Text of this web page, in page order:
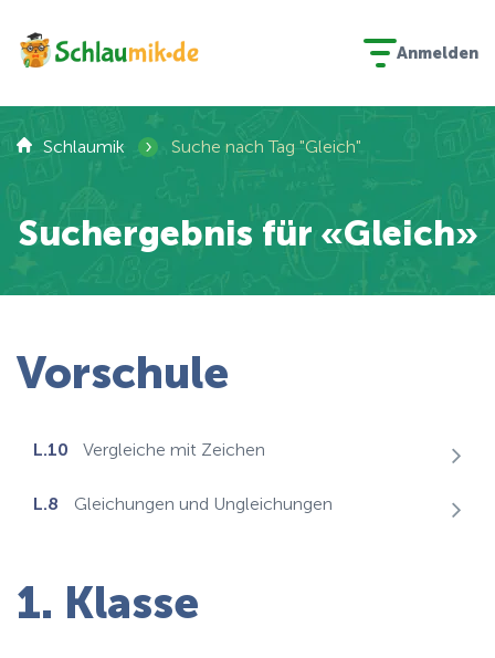
Anmelden
Schlaumik › Suche nach Tag "Gleich"
Suchergebnis für «Gleich»
Vorschule
L.10 Vergleiche mit Zeichen
L.8 Gleichungen und Ungleichungen
1. Klasse